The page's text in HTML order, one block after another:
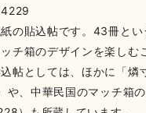
の貼込帖です。43冊と
チ箱のデザインを楽しむ
帖としては、ほかに「燐
や、中華民国のマッチ箱